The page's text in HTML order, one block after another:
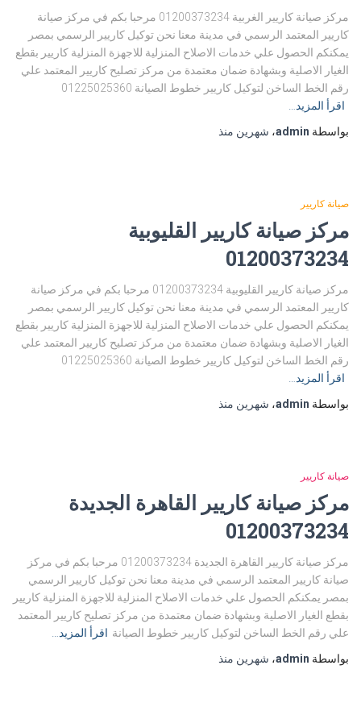
مركز صيانة كاريير الغربية 01200373234 مرحبا بكم في مركز صيانة
كاريير المعتمد الرسمي في مدينة معنا نحن توكيل كاريير الرسمي بمصر
يمكنكم الحصول علي خدمات الاصلاح المنزلية للاجهزة المنزلية كاريير بقطع
الغيار الاصلية وبشهادة ضمان معتمدة من مركز تصليح كاريير المعتمد علي
رقم الخط الساخن لتوكيل كاريير خطوط الصيانة 01225025360
اقرأ المزيد…
بواسطة admin، شهرين منذ
صيانة كاريير
مركز صيانة كاريير القليوبية
01200373234
مركز صيانة كاريير القليوبية 01200373234 مرحبا بكم في مركز صيانة
كاريير المعتمد الرسمي في مدينة معنا نحن توكيل كاريير الرسمي بمصر
يمكنكم الحصول علي خدمات الاصلاح المنزلية للاجهزة المنزلية كاريير بقطع
الغيار الاصلية وبشهادة ضمان معتمدة من مركز تصليح كاريير المعتمد علي
رقم الخط الساخن لتوكيل كاريير خطوط الصيانة 01225025360
اقرأ المزيد…
بواسطة admin، شهرين منذ
صيانة كاريير
مركز صيانة كاريير القاهرة الجديدة
01200373234
مركز صيانة كاريير القاهرة الجديدة 01200373234 مرحبا بكم في مركز
صيانة كاريير المعتمد الرسمي في مدينة معنا نحن توكيل كاريير الرسمي
بمصر يمكنكم الحصول علي خدمات الاصلاح المنزلية للاجهزة المنزلية كاريير
بقطع الغيار الاصلية وبشهادة ضمان معتمدة من مركز تصليح كاريير المعتمد
علي رقم الخط الساخن لتوكيل كاريير خطوط الصيانة اقرأ المزيد…
بواسطة admin، شهرين منذ